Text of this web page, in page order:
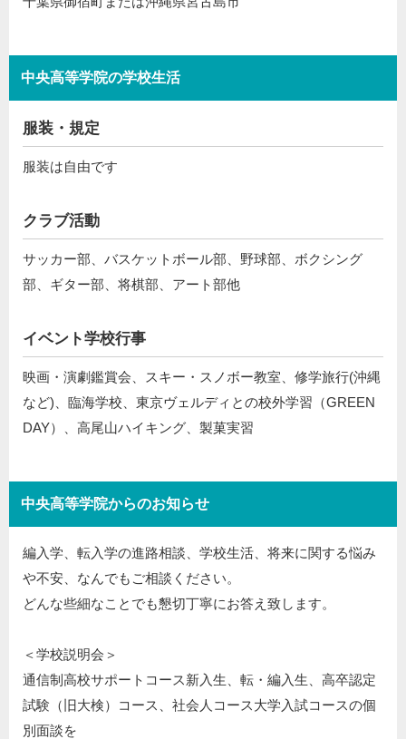
中央高等学院の学校生活
服装・規定
服装は自由です
クラブ活動
サッカー部、バスケットボール部、野球部、ボクシング
部、ギター部、将棋部、アート部他
イベント学校行事
映画・演劇鑑賞会、スキー・スノボー教室、修学旅行(沖縄
など)、臨海学校、東京ヴェルディとの校外学習（GREEN
DAY）、高尾山ハイキング、製菓実習
中央高等学院からのお知らせ
編入学、転入学の進路相談、学校生活、将来に関する悩み
や不安、なんでもご相談ください。
どんな些細なことでも懇切丁寧にお答え致します。
＜学校説明会＞
通信制高校サポートコース新入生、転・編入生、高卒認定
試験（旧大検）コース、社会人コース大学入試コースの個
別面談を